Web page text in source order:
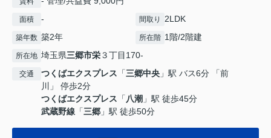
面積 - 間取り 2LDK
築年数 築2年 所在階 1階/2階建
所在地 埼玉県三郷市栄３丁目170-
交通 つくばエクスプレス 「三郷中央 」駅 バス6分 「前
川」 停歩2分
つくばエクスプレス 「 八潮 」駅 徒歩45分
武蔵野線 「三郷 」駅 徒歩50分